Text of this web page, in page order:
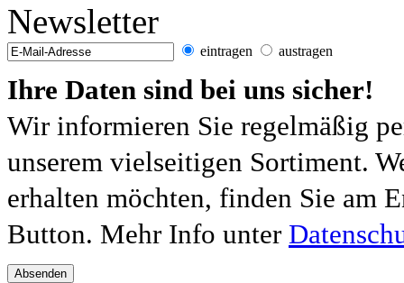
Newsletter
eintragen austragen
Ihre Daten sind bei uns sicher!
Wir informieren Sie regelmäßig
unserem vielseitigen Sortiment.
erhalten möchten, finden Sie am
Button. Mehr Info unter
Absenden